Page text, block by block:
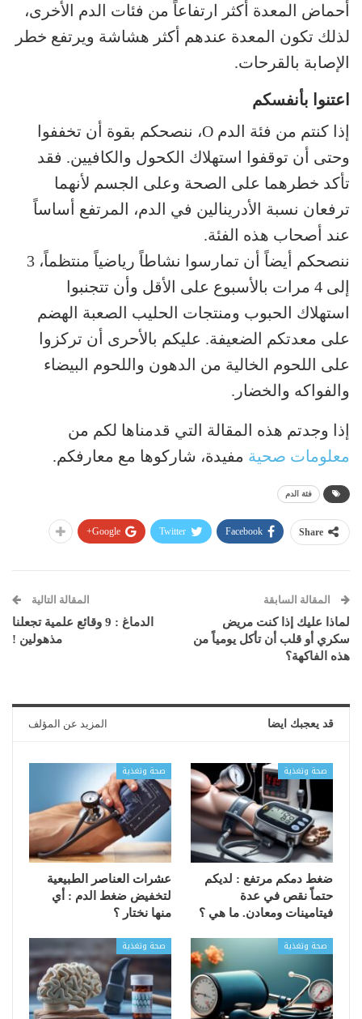
أحماض المعدة أكثر ارتفاعاً من فئات الدم الأخرى،
لذلك تكون المعدة عندهم أكثر هشاشة ويرتفع خطر
الإصابة بالقرحات.
اعتنوا بأنفسكم
إذا كنتم من فئة الدم O، ننصحكم بقوة أن تخففوا
وحتى أن توقفوا استهلاك الكحول والكافيين. فقد
تأكد خطرهما على الصحة وعلى الجسم لأنهما
ترفعان نسبة الأدرينالين في الدم، المرتفع أساساً
عند أصحاب هذه الفئة.
ننصحكم أيضاً أن تمارسوا نشاطاً رياضياً منتظماً، 3
إلى 4 مرات بالأسبوع على الأقل وأن تتجنبوا
استهلاك الحبوب ومنتجات الحليب الصعبة الهضم
على معدتكم الضعيفة. عليكم بالأحرى أن تركزوا
على اللحوم الخالية من الدهون واللحوم البيضاء
والفواكه والخضار.
إذا وجدتم هذه المقالة التي قدمناها لكم من
معلومات صحية مفيدة، شاركوها مع معارفكم.
فئة الدم
Share
Facebook
Twitter
Google+
المقالة السابقة
لماذا عليك إذا كنت مريض
سكري أو قلب أن تأكل يومياً من
هذه الفاكهة؟
المقالة التالية
الدماغ : 9 وقائع علمية تجعلنا
مذهولين !
قد يعجبك ايضا المزيد عن المؤلف
صحة وتغذية
ضغط دمكم مرتفع : لديكم
حتماّ نقص في عدة
فيتامينات ومعادن. ما هي ؟
صحة وتغذية
عشرات العناصر الطبيعية
لتخفيض ضغط الدم : أي
منها نختار ؟
صحة وتغذية صحة وتغذية